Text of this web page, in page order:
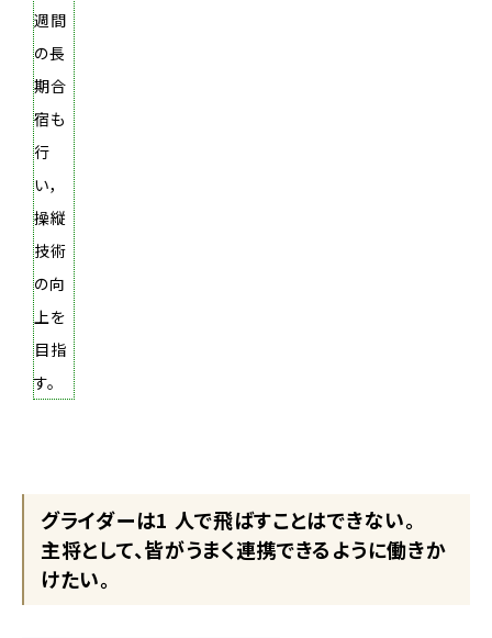
週間
の長
期合
宿も
行
い，
操縦
技術
の向
上を
目指
す。
グライダーは1 人で飛ばすことはできない。
主将として、皆がうまく連携できるように働きか
けたい。